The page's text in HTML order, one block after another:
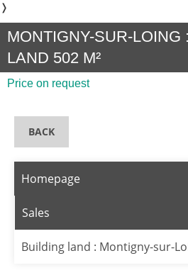
❭
MONTIGNY-SUR-LOING
LAND 502 M²
Price on request
Homepage
Sales
Building land : Montigny-sur-
BACK